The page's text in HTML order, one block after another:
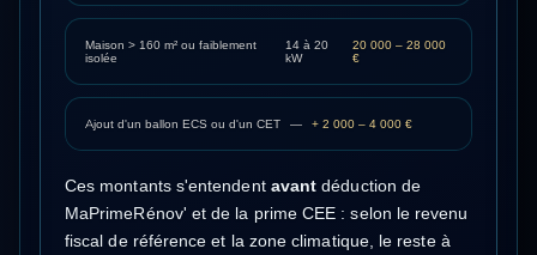
Maison > 160 m² ou faiblement
isolée
14 à 20
kW
20 000 – 28 000
€
Ajout d'un ballon ECS ou d'un CET — + 2 000 – 4 000 €
Ces montants s'entendent avant déduction de
MaPrimeRénov' et de la prime CEE : selon le revenu
fiscal de référence et la zone climatique, le reste à